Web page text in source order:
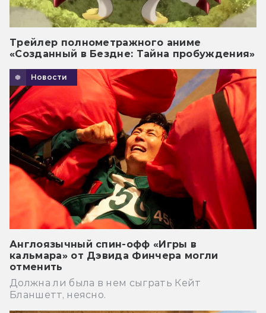
Трейлер полнометражного аниме
«Созданный в Бездне: Тайна пробуждения»
Новости
Англоязычный спин-офф «Игры в
кальмара» от Дэвида Финчера могли
отменить
Должна ли была в нем сыграть Кейт
Бланшетт, неясно.